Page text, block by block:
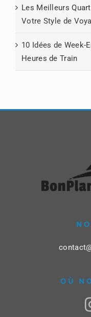
Les Meilleurs
Votre Style de
10 Idées de Week-
Heures de Train
OÙ